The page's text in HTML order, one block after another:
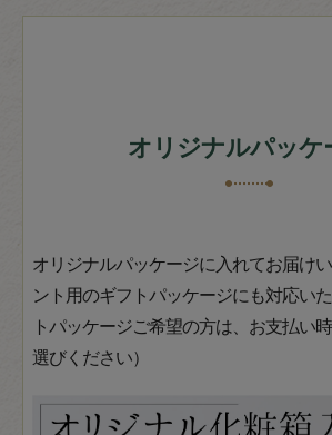
オリジナルパッケ
オリジナルパッケージに入れてお届け
ント用のギフトパッケージにも対応い
トパッケージご希望の方は、お支払い
選びください）